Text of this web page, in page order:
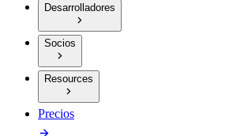
Desarrolladores
Socios
Resources
Precios